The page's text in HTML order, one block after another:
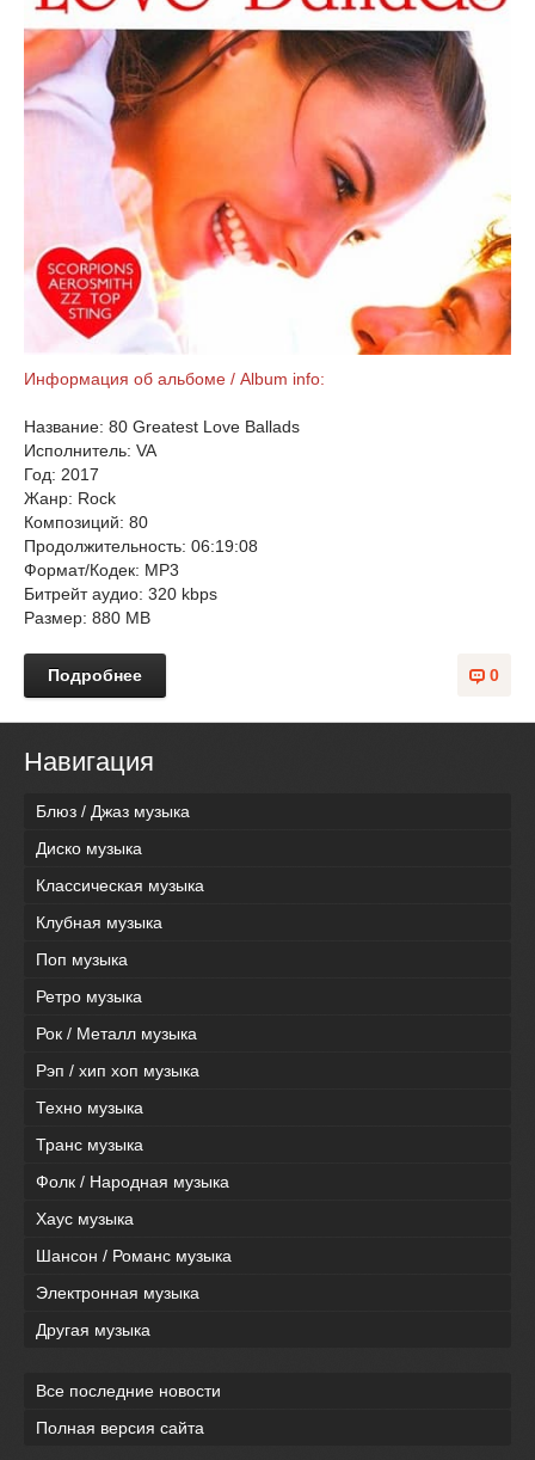
Информация об альбоме / Album info:
Название: 80 Greatest Love Ballads
Исполнитель: VA
Год: 2017
Жанр: Rock
Композиций: 80
Продолжительность: 06:19:08
Формат/Кодек: MP3
Битрейт аудио: 320 kbps
Размер: 880 MB
0
Подробнее
Навигация
Блюз / Джаз музыка
Диско музыка
Классическая музыка
Клубная музыка
Поп музыка
Ретро музыка
Рок / Металл музыка
Рэп / хип хоп музыка
Техно музыка
Транс музыка
Фолк / Народная музыка
Хаус музыка
Шансон / Романс музыка
Электронная музыка
Другая музыка
Все последние новости
Полная версия сайта